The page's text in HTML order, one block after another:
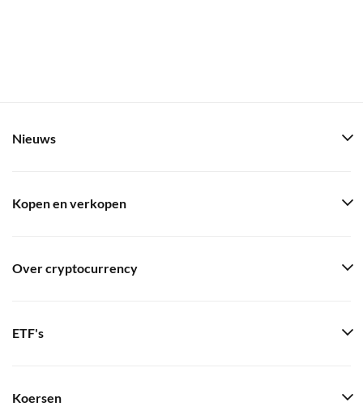
Nieuws
Kopen en verkopen
Over cryptocurrency
ETF's
Koersen